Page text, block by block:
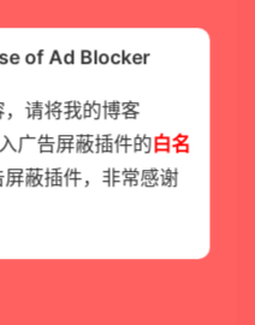
of Ad Blocker
请将我的博客
广告屏蔽插件的白名
蔽插件，非常感谢